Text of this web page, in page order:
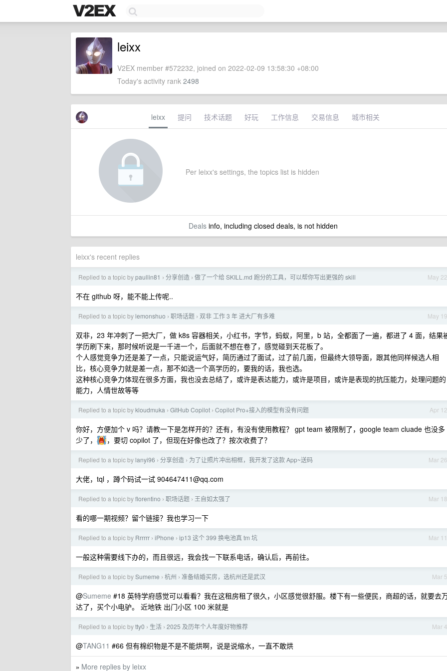
leixx
V2EX member #572232, joined on 2022-02-09 13:58:30 +08:00
Today's activity rank 2498
leixx 提问 技术话题 好玩 工作信息 交易信息 城市相关
Per leixx's settings, the topics list is hidden
Dealsinfo, including closed deals, is not hidden
leixx's recent replies
May 22
Replied to a topic bypaullin81 › 分享创造 › 做了一个给 SKILL.md 跑分的工具，可以帮你写出更强的 skill
不在 github 呀，能不能上传呢..
May 19
Replied to a topic by lemonshuo › 职场话题 › 双非 工作 3 年 进大厂有多难
双非，23 年冲刺了一把大厂，做 k8s 容器相关，小红书，字节，蚂蚁，阿里，b 站，全都面了一遍，都进了 4 面，结果
学历刷下来，那时候听说是一千进一个，后面就不想在卷了，感觉碰到天花板了。
个人感觉竞争力还是差了一点，只能说运气好，简历通过了面试，过了前几面，但最终大领导面，跟其他同样候选人相
比，核心竞争力就是差一点，那不如选一个高学历的，要我的话，我也选。
这种核心竞争力体现在很多方面，我也没去总结了，或许是表达能力，或许是项目，或许是表现的抗压能力，处理问题的
能力，人情世故等等
Apr 12
Replied to a topic bykloudmuka › GitHub Copilot › Copilot Pro+接入的模型有没有问题
你好，方便加个 v 吗？请教一下是怎样开的？还有，有没有使用教程？ gpt team 被限制了，google team cluade 也没多
少了，
，要切 copilot 了，但现在好像也改了？按次收费了？
Mar 26
Replied to a topic by lanyi96 › 分享创造 › 为了让照片冲出相框，我开发了这款 App~送码
大佬，tql ，蹲个码试一试 904647411@qq.com
Mar 18
Replied to a topic byflorentino › 职场话题 › 王自如太强了
看的哪一期视频？留个链接？我也学习一下
Mar 11
Replied to a topic by Rrrrrr › iPhone › ip13 这个 399 换电池真 tm 坑
一般这种需要线下办的，而且很远，我会找一下联系电话，确认后，再前往。
Mar 5
Replied to a topic bySumeme › 杭州 › 准备结婚买房，选杭州还是武汉
@Sumeme #18 英特学府感觉可以看看？我在这租房租了很久，小区感觉很舒服。楼下有一些便民，商超的话，就要去
达了，买个小电驴。 近地铁 出门小区 100 米就是
Mar 4
Replied to a topic bytty0 › 生活 › 2025 及历年个人年度好物推荐
@TANG11 #66 但有棉织物是不是不能烘啊，说是说缩水，一直不敢烘
» More replies by leixx